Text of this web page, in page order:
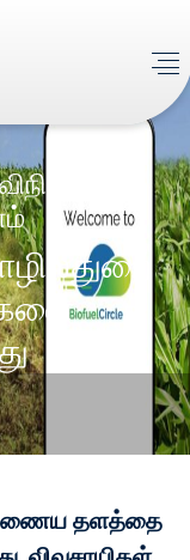
இணைய தளத்தை